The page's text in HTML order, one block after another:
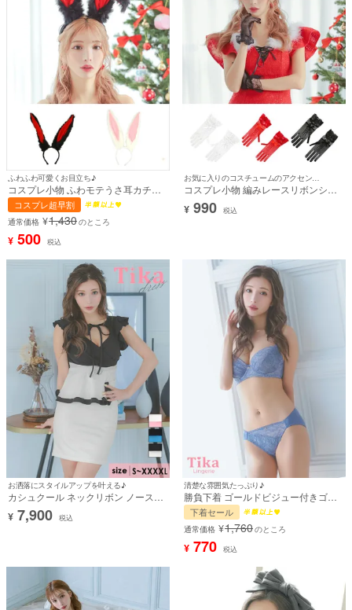
ふわふわ可愛くお目立ち♪
コスプレ小物 ふわモテうさ耳カチュ
ーシャ【ハロウィン】[tk-hw34534]
コスプレ超早割
通常価格 ¥1,430のところ
¥ 500 税込
コスプレ小物 編みレースリボンショ
ート丈グローブ [tk-gllp632]
¥ 990 税込
お洒落にスタイルアップを叶える♪
カシュクール ネックリボン ノースリ
ーブ フリルペプラ ムウエストベルト
切り替え バイカラー バストカット 谷
¥ 7,900 税込
清楚な雰囲気たっぷり♪
勝負下着 ゴールドビジュー付きゴー
ジャスフラワーレース脇高フルカップ
ブラジャー＆ショーツ2点セット
下着セール
通常価格 ¥1,760のところ
¥ 770 税込